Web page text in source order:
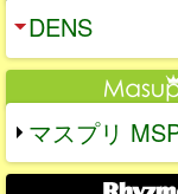
DENS
マスプリ